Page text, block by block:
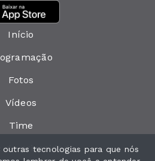
Início
Fotos
Vídeos
Time
de privacidade
tecnologias para que nós